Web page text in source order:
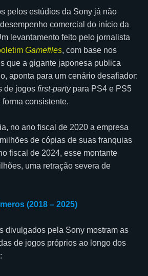
pelos estúdios da Sony já não
comercial do início da
levantamento feito pelo jornalista
Gamefiles, com base nos
que a gigante japonesa publica
aponta para um cenário desafiador:
de jogos first-partypara PS4 e PS5
consistente.
no ano fiscal de 2020 a empresa
de cópias de suas franquias
fiscal de 2024, esse montante
uma retração severa de
(2018 – 2025)
divulgados pela Sony mostram as
de jogos próprios ao longo dos